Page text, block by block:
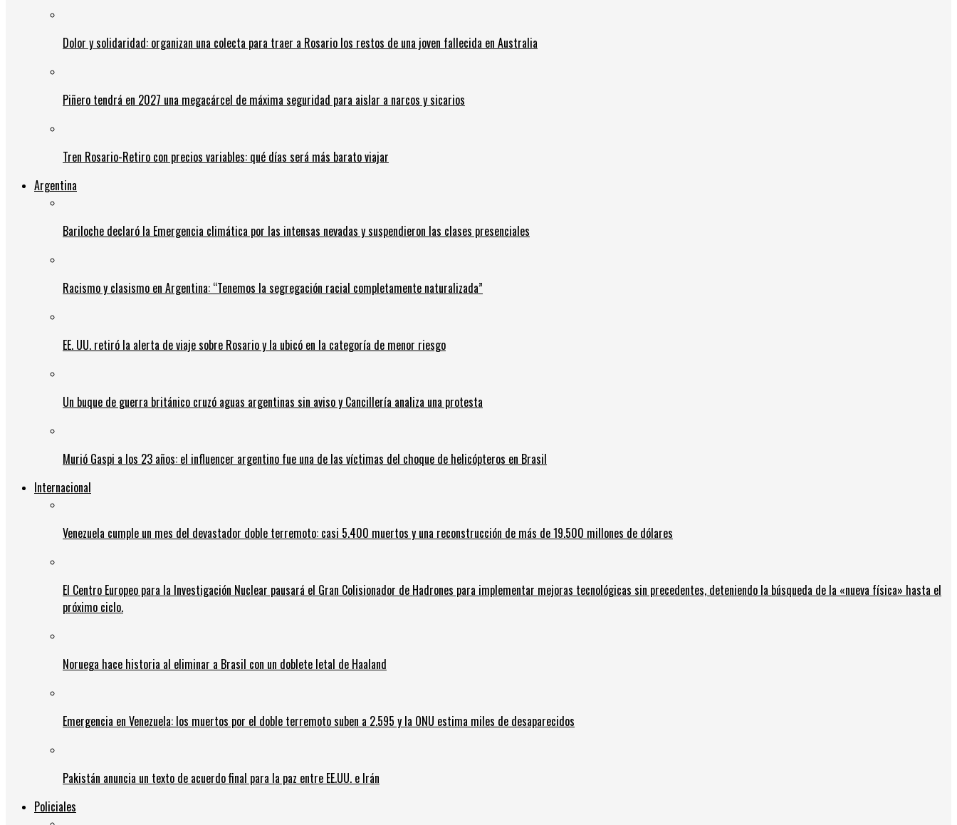
Dolor y solidaridad: organizan una colecta para traer a Rosario los restos de una joven fallecida en Australia
Piñero tendrá en 2027 una megacárcel de máxima seguridad para aislar a narcos y sicarios
Tren Rosario-Retiro con precios variables: qué días será más barato viajar
Argentina
Bariloche declaró la Emergencia climática por las intensas nevadas y suspendieron las clases presenciales
Racismo y clasismo en Argentina: “Tenemos la segregación racial completamente naturalizada”
EE. UU. retiró la alerta de viaje sobre Rosario y la ubicó en la categoría de menor riesgo
Un buque de guerra británico cruzó aguas argentinas sin aviso y Cancillería analiza una protesta
Murió Gaspi a los 23 años: el influencer argentino fue una de las víctimas del choque de helicópteros en Brasil
Internacional
Venezuela cumple un mes del devastador doble terremoto: casi 5.400 muertos y una reconstrucción de más de 19.500 millones de dólares
El Centro Europeo para la Investigación Nuclear pausará el Gran Colisionador de Hadrones para implementar mejoras tecnológicas sin precedentes, deteniendo la búsqueda de la «nueva física» hasta el
próximo ciclo.
Noruega hace historia al eliminar a Brasil con un doblete letal de Haaland
Emergencia en Venezuela: los muertos por el doble terremoto suben a 2.595 y la ONU estima miles de desaparecidos
Pakistán anuncia un texto de acuerdo final para la paz entre EE.UU. e Irán
Policiales